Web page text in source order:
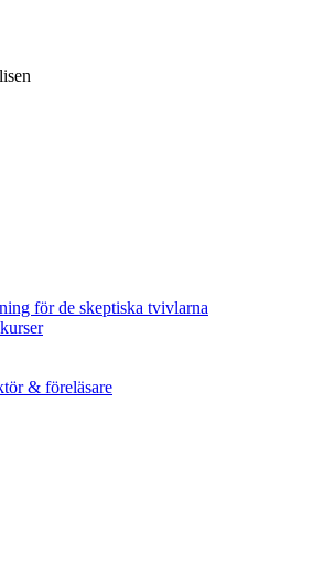
för de skeptiska tvivlarna
& föreläsare